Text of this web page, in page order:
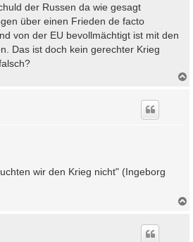
der Russen da wie gesagt
über einen Frieden de facto
von der EU bevollmächtigt ist mit den
Das ist doch kein gerechter Krieg
wir den Krieg nicht" (Ingeborg